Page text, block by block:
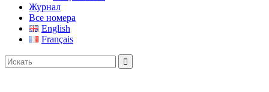
Журнал
Все номера
English
Français